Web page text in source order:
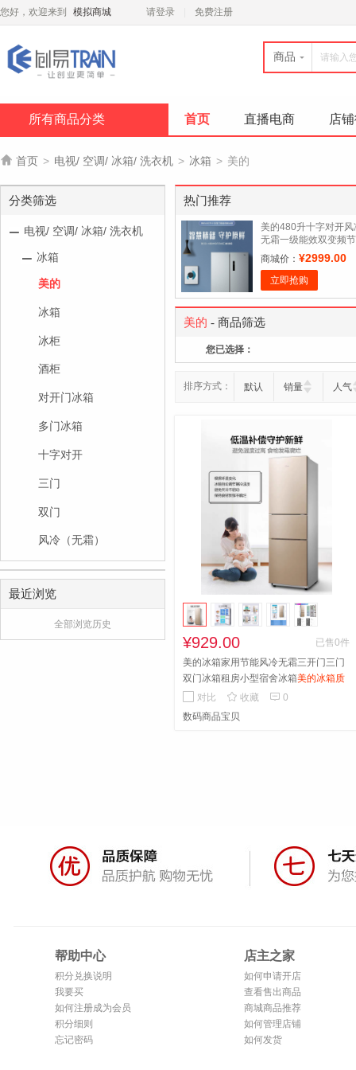
您好，欢迎来到 模拟商城 请登录 免费注册
商品
所有商品分类 首页 直播电商 店
 首页 > 电视/ 空调/ 冰箱/ 洗衣机 > 冰箱 > 美的
分类筛选
电视/ 空调/ 冰箱/ 洗衣机
冰箱
美的
冰箱
冰柜
酒柜
对开门冰箱
多门冰箱
十字对开
三门
双门
风冷（无霜）
最近浏览
全部浏览历史
热门推荐
美的480升十字对开风
无霜一级能效双变频节
能净味低噪家用冰箱
商城价： ¥2999.00
立即抢购
美的 - 商品筛选
您已选择：
排序方式： 默认 销量 人气
¥929.00
已售0件
美的冰箱家用节能风冷无霜三开门三门
双门冰箱租房小型宿舍冰箱美的冰箱质
量不错，一直信赖，之前的也是美的冰
箱用了12年，是正品，和实体店一样，
对比  收藏  0
数码商品宝贝
帮助中心
积分兑换说明
我要买
如何注册成为会员
积分细则
忘记密码
店主之家
如何申请开店
查看售出商品
商城商品推荐
如何管理店铺
如何发货